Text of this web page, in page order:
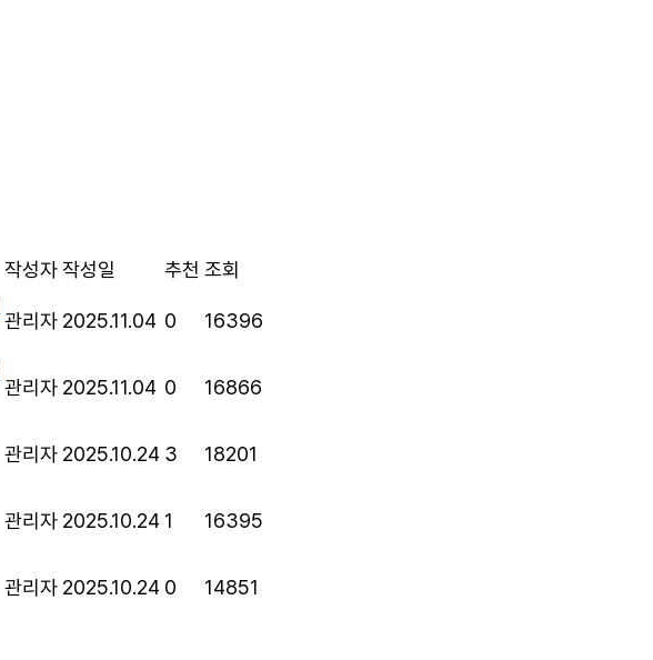
작성자작성일 추천 조회
관리자 2025.11.04 0 16396
관리자 2025.11.04 0 16866
관리자 2025.10.24 3 18201
관리자 2025.10.24 1 16395
관리자 2025.10.24 0 14851